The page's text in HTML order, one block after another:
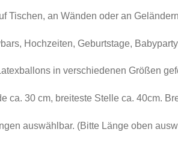
Tischen, an Wänden oder an
Hochzeiten, Geburtstage,
in verschiedenen Größen
ca. 30 cm, breiteste Stelle ca. 40cm.
auswählbar. (Bitte Länge oben